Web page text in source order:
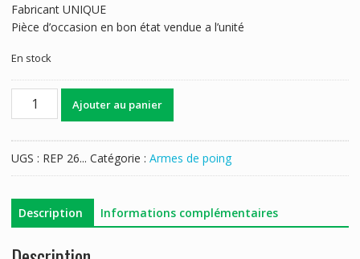
Fabricant UNIQUE
Pièce d’occasion en bon état vendue a l’unité
En stock
quantité
UNIQUE
D
Ajouter au panier
UGS : REP 26... Catégorie : Armes de poing
Description Informations complémentaires